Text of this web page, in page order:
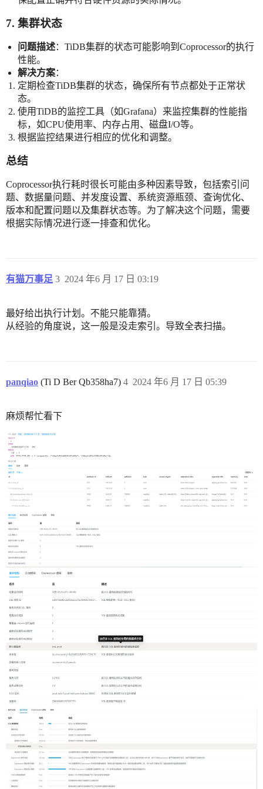
7. 集群状态
问题描述：TiDB集群的状态可能影响到Coprocessor的执行
性能。
解决方案：
定期检查TiDB集群的状态，确保所有节点都处于正常状
态。
使用TiDB的监控工具（如Grafana）来监控集群的性能指
标，如CPU使用率、内存占用、磁盘I/O等。
根据监控结果进行相应的优化和调整。
总结
Coprocessor执行耗时很长可能由多种因素导致，包括索引问
题、数据量问题、并发度设置、系统资源瓶颈、查询优化、
版本和配置问题以及集群状态等。为了解决这个问题，需要
根据实际情况进行逐一排查和优化。
有猫万事足 2024 年6 月 17 日 03:19
3
最好给出执行计划。不能只能靠猜。
从经验的角度说，这一般是没走索引。导致全表扫描。
panqiao (Ti D Ber Qb358ha7) 2024 年6 月 17 日 05:39
4
麻烦帮忙看下